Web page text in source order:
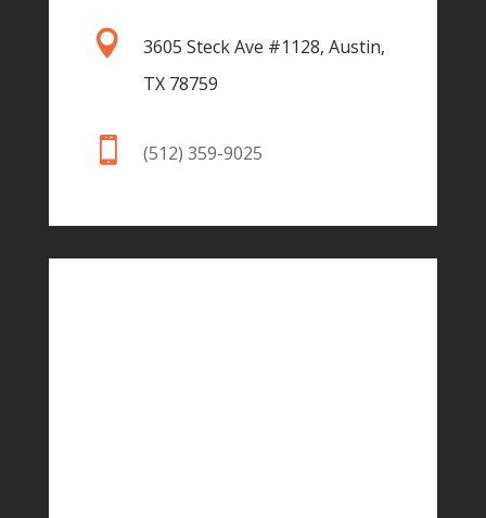

3605 Steck Ave #1128, Austin,
TX 78759
 (512) 359-9025